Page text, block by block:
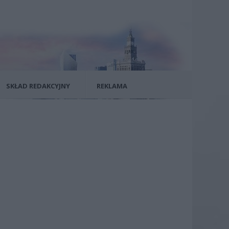
SKŁAD REDAKCYJNY REKLAMA